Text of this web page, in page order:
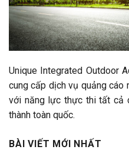
Unique Integrated Outdoor
cung cấp dịch vụ quảng cáo
với năng lực thực thi tất cả
thành toàn quốc.
BÀI VIẾT MỚI NHẤT